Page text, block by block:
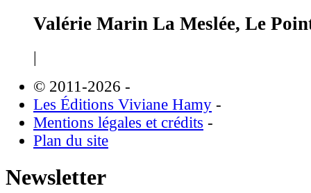
Valérie Marin La Meslée, Le
|
© 2011-2026 -
Les Éditions Viviane Hamy -
Mentions légales et crédits -
Plan du site
Newsletter